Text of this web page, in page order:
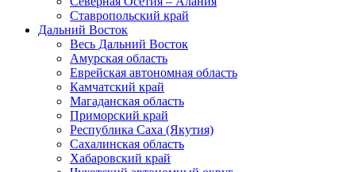
Ставропольский край
Дальний Восток
Весь Дальний Восток
Амурская область
Еврейская автономная область
Камчатский край
Магаданская область
Приморский край
Республика Саха (Якутия)
Сахалинская область
Хабаровский край